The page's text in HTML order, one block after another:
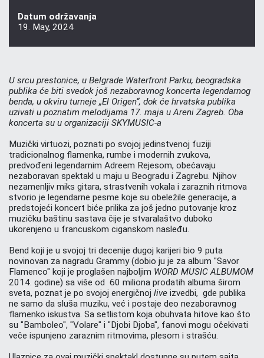
Datum održavanja
19. May, 2024
U srcu prestonice, u Belgrade Waterfront Parku, beogradska
publika će biti svedok još nezaboravnog koncerta legendarnog
benda, u okviru turneje „El Origen“, dok će hrvatska publika
uzivati u poznatim melodijama 17. maja u Areni Zagreb. Oba
koncerta su u organizaciji SKYMUSIC-a
Muzički virtuozi, poznati po svojoj jedinstvenoj fuziji
tradicionalnog flamenka, rumbe i modernih zvukova,
predvođeni legendarnim Adreem Rejesom, obećavaju
nezaboravan spektakl u maju u Beogradu i Zagrebu. Njihov
nezamenljiv miks gitara, strastvenih vokala i zaraznih ritmova
stvorio je legendarne pesme koje su obeležile generacije, a
predstojeći koncert biće prilika za još jedno putovanje kroz
muzičku baštinu sastava čije je stvaralaštvo duboko
ukorenjeno u francuskom ciganskom nasleđu.
Bend koji je u svojoj tri decenije dugoj karijeri bio 9 puta
novinovan za nagradu Grammy (dobio ju je za album "Savor
Flamenco" koji je proglašen najboljim WORD MUSIC ALBUMOM
2014. godine) sa više od 60 miliona prodatih albuma širom
sveta, poznat je po svojoj energičnoj live izvedbi, gde publika
ne samo da sluša muziku, već i postaje deo nezaboravnog
flamenko iskustva. Sa setlistom koja obuhvata hitove kao što
su "Bamboleo", "Volare" i "Djobi Djoba", fanovi mogu očekivati
veče ispunjeno zaraznim ritmovima, plesom i strašću.